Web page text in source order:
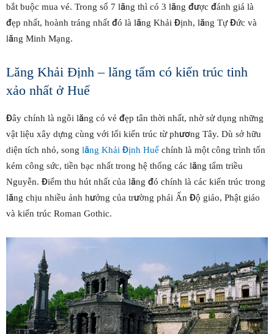
bắt buộc mua vé. Trong số 7 lăng thì có 3 lăng được đánh giá là
đẹp nhất, hoành tráng nhất đó là lăng Khải Định, lăng Tự Đức và
lăng Minh Mạng.
Lăng Khải Định – lăng tẩm có kiến trúc tinh
xảo nhất ở Huế
Đây chính là ngôi lăng có vẻ đẹp tân thời nhất, nhờ sử dụng những
vật liệu xây dựng cùng với lối kiến trúc từ phương Tây. Dù sở hữu
diện tích nhỏ, song lăng Khải Định Huế chính là một công trình tốn
kém công sức, tiền bạc nhất trong hệ thống các lăng tẩm triều
Nguyễn. Điểm thu hút nhất của lăng đó chính là các kiến trúc trong
lăng chịu nhiều ảnh hưởng của trường phái Ấn Độ giáo, Phật giáo
và kiến trúc Roman Gothic.